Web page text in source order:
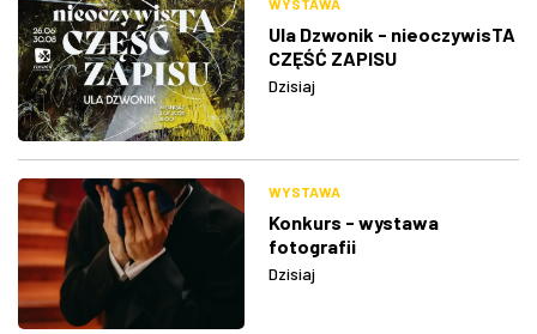
WYSTAWA
Ula Dzwonik - nieoczywisTA
CZĘŚĆ ZAPISU
Dzisiaj
WYSTAWA
Konkurs - wystawa
fotografii
Dzisiaj